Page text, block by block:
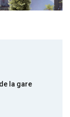
la gare